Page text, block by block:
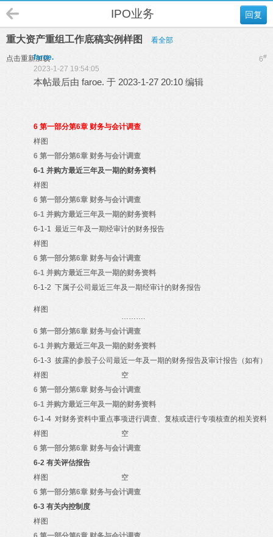
回复
IPO业务
重大资产重组工作底稿实例样图 看全部
点击重新加载 6#
faroe.
2023-1-27 19:54:05
本帖最后由 faroe. 于 2023-1-27 20:10 编辑
6 第一部分第6章 财务与会计调查
样图
6 第一部分第6章 财务与会计调查
6-1 并购方最近三年及一期的财务资料
样图
6 第一部分第6章 财务与会计调查
6-1 并购方最近三年及一期的财务资料
6-1-1 最近三年及一期经审计的财务报告
样图
6 第一部分第6章 财务与会计调查
6-1 并购方最近三年及一期的财务资料
6-1-2 下属子公司最近三年及一期经审计的财务报告
样图
……….
6 第一部分第6章 财务与会计调查
6-1 并购方最近三年及一期的财务资料
6-1-3 披露的参股子公司最近一年及一期的财务报告及审计报告（如有）
样图
空
6 第一部分第6章 财务与会计调查
6-1 并购方最近三年及一期的财务资料
6-1-4 对财务资料中重点事项进行调查、复核或进行专项核查的相关资料
样图
空
6 第一部分第6章 财务与会计调查
6-2 有关评估报告
样图
空
6 第一部分第6章 财务与会计调查
6-3 有关内控制度
样图